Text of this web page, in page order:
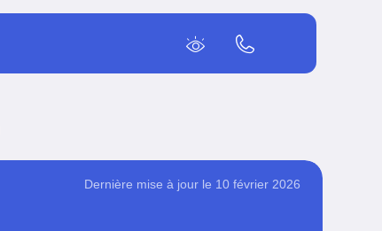
Dernière mise à jour le 10 février 2026